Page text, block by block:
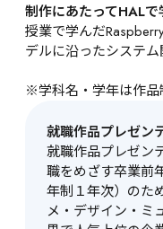
制作にあたってHAL
授業で学んだ
デルに沿ったシステム
※学科名・学年は作品
就職作品プレゼン
就職作品プレゼン
職をめざす卒業前
年制１年次）のた
メ・デザイン・ミ